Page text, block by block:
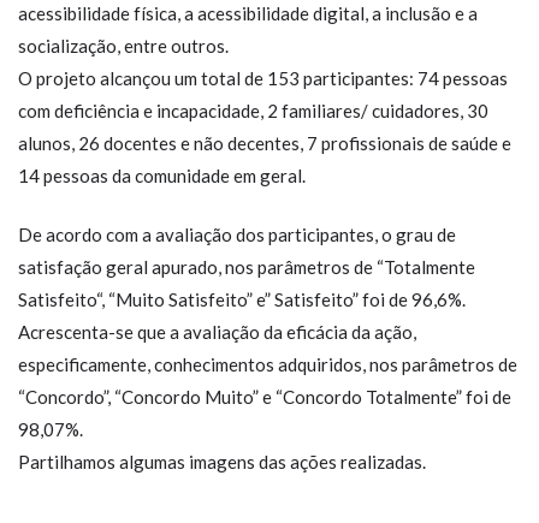
acessibilidade física, a acessibilidade digital, a inclusão e a
socialização, entre outros.
O projeto alcançou um total de 153 participantes: 74 pessoas
com deficiência e incapacidade, 2 familiares/ cuidadores, 30
alunos, 26 docentes e não decentes, 7 profissionais de saúde e
14 pessoas da comunidade em geral.
De acordo com a avaliação dos participantes, o grau de
satisfação geral apurado, nos parâmetros de “Totalmente
Satisfeito“, “Muito Satisfeito” e” Satisfeito” foi de 96,6%.
Acrescenta-se que a avaliação da eficácia da ação,
especificamente, conhecimentos adquiridos, nos parâmetros de
“Concordo”, “Concordo Muito” e “Concordo Totalmente” foi de
98,07%.
Partilhamos algumas imagens das ações realizadas.